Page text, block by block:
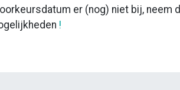
er (nog) niet bij, neem
!